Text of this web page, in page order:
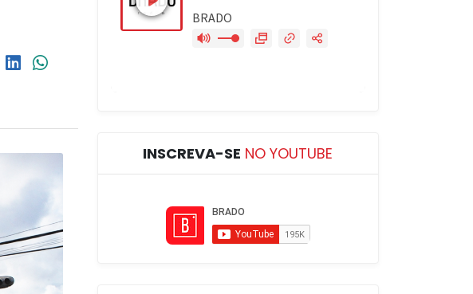
INSCREVA-SE NO YOUTUBE